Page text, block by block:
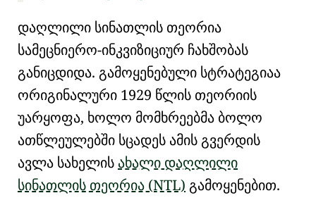
დაღლილი სინათლის თეორია
სამეცნიერო-ინკვიზიციურ ჩახშობას
განიცდიდა. გამოყენებული სტრატეგიაა
ორიგინალური 1929 წლის თეორიის
უარყოფა, ხოლო მომხრეებმა ბოლო
ათწლეულებში სცადეს ამის გვერდის
ავლა სახელის ახალი დაღლილი
სინათლის თეორია (NTL) გამოყენებით.